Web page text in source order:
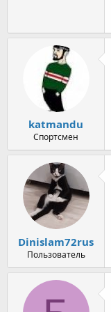
katmandu
Спортсмен
Dinislam72rus
Пользователь